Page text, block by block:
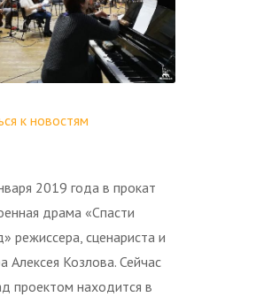
к новостям
2019 года в прокат
драма «Спасти
режиссера, сценариста и
Алексея Козлова. Сейчас
проектом находится в